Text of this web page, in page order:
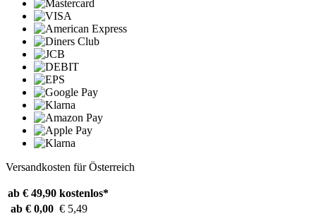
Versandkosten für Österreich
ab € 49,90 kostenlos*
ab € 0,00 € 5,49